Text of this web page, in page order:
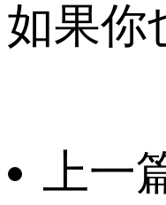
如果你
上一